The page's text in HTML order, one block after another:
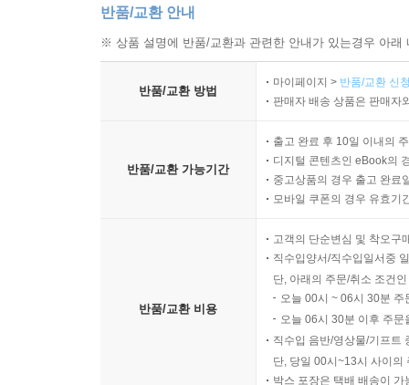
반품/교환 안내
※ 상품 설명에 반품/교환과 관련한 안내가 있는경우 아
반품/교환 방법
마이페이지 > 반품/교환 신
판매자 배송 상품은 판매자
반품/교환 가능기간
출고 완료 후 10일 이내의
디지털 콘텐츠인 eBook의
중고상품의 경우 출고 완료
모바일 쿠폰의 경우 유효기
반품/교환 비용
고객의 단순변심 및 착오구
직수입양서/직수입일서중
단, 아래의 주문/취소 조건
오늘 00시 ~ 06시 30분
오늘 06시 30분 이후 주
직수입 음반/영상물/기프트
단, 당일 00시~13시 사이의
박스 포장은 택배 배송이